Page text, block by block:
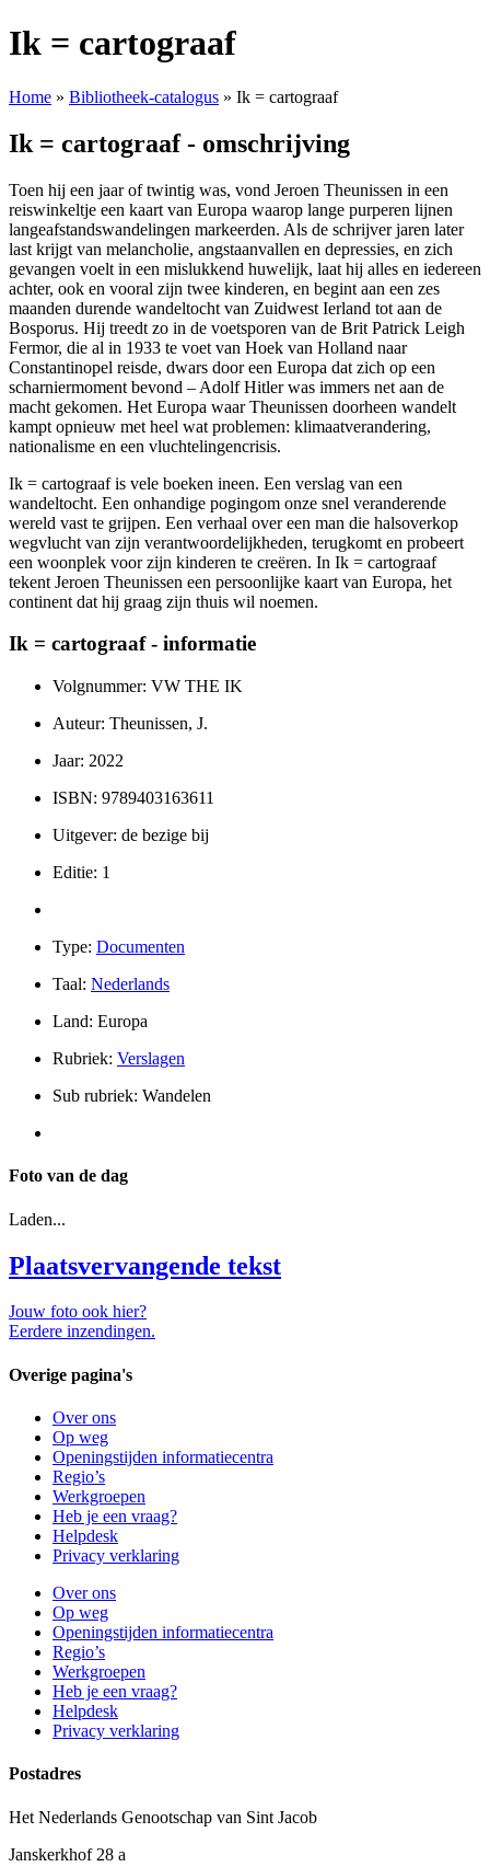
Ik = cartograaf
Home » Bibliotheek-catalogus » Ik = cartograaf
Ik = cartograaf - omschrijving
Toen hij een jaar of twintig was, vond Jeroen Theunissen in een
reiswinkeltje een kaart van Europa waarop lange purperen lijnen
langeafstandswandelingen markeerden. Als de schrijver jaren later
last krijgt van melancholie, angstaanvallen en depressies, en zich
gevangen voelt in een mislukkend huwelijk, laat hij alles en iedereen
achter, ook en vooral zijn twee kinderen, en begint aan een zes
maanden durende wandeltocht van Zuidwest Ierland tot aan de
Bosporus. Hij treedt zo in de voetsporen van de Brit Patrick Leigh
Fermor, die al in 1933 te voet van Hoek van Holland naar
Constantinopel reisde, dwars door een Europa dat zich op een
scharniermoment bevond – Adolf Hitler was immers net aan de
macht gekomen. Het Europa waar Theunissen doorheen wandelt
kampt opnieuw met heel wat problemen: klimaatverandering,
nationalisme en een vluchtelingencrisis.
Ik = cartograaf is vele boeken ineen. Een verslag van een
wandeltocht. Een onhandige pogingom onze snel veranderende
wereld vast te grijpen. Een verhaal over een man die halsoverkop
wegvlucht van zijn verantwoordelijkheden, terugkomt en probeert
een woonplek voor zijn kinderen te creëren. In Ik = cartograaf
tekent Jeroen Theunissen een persoonlijke kaart van Europa, het
continent dat hij graag zijn thuis wil noemen.
Ik = cartograaf - informatie
Volgnummer: VW THE IK
Auteur: Theunissen, J.
Jaar: 2022
ISBN: 9789403163611
Uitgever: de bezige bij
Editie: 1
Type: Documenten
Taal: Nederlands
Land: Europa
Rubriek: Verslagen
Sub rubriek: Wandelen
Foto van de dag
Laden...
Plaatsvervangende tekst
Jouw foto ook hier?
Eerdere inzendingen.
Overige pagina's
Over ons
Op weg
Openingstijden informatiecentra
Regio’s
Werkgroepen
Heb je een vraag?
Helpdesk
Privacy verklaring
Over ons
Op weg
Openingstijden informatiecentra
Regio’s
Werkgroepen
Heb je een vraag?
Helpdesk
Privacy verklaring
Postadres
Het Nederlands Genootschap van Sint Jacob
Janskerkhof 28 a